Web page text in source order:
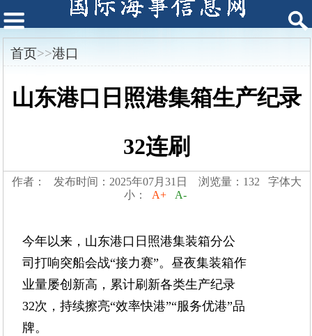
首页>>港口
山东港口日照港集箱生产纪录
32连刷
作者： 发布时间：2025年07月31日 浏览量：132 字体大
小：
A+ A-
今年以来，山东港口日照港集装箱分公
司打响突船会战“接力赛”。昼夜集装箱作
业量屡创新高，累计刷新各类生产纪录
32次，持续擦亮“效率快港”“服务优港”品
牌。